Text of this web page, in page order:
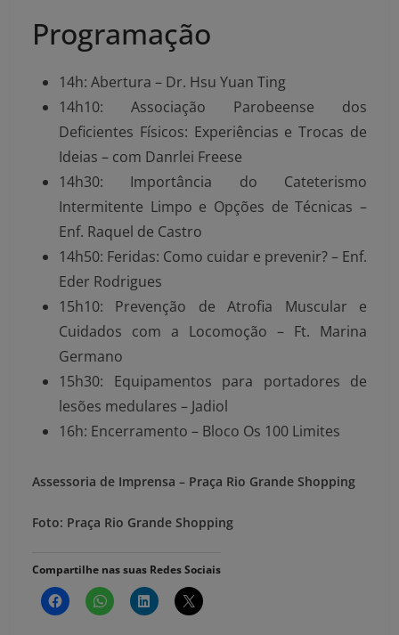
Programação
14h: Abertura – Dr. Hsu Yuan Ting
14h10: Associação Parobeense dos
Deficientes Físicos: Experiências e Trocas de
Ideias – com Danrlei Freese
14h30: Importância do Cateterismo
Intermitente Limpo e Opções de Técnicas –
Enf. Raquel de Castro
14h50: Feridas: Como cuidar e prevenir? – Enf.
Eder Rodrigues
15h10: Prevenção de Atrofia Muscular e
Cuidados com a Locomoção – Ft. Marina
Germano
15h30: Equipamentos para portadores de
lesões medulares – Jadiol
16h: Encerramento – Bloco Os 100 Limites
Assessoria de Imprensa – Praça Rio Grande Shopping
Foto: Praça Rio Grande Shopping
Compartilhe nas suas Redes Sociais